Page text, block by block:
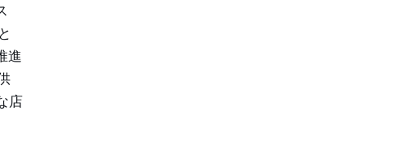
進
店